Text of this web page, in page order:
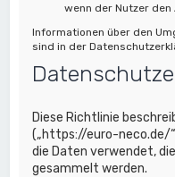
wenn der Nutzer
Informationen über den
sind in der
Diese Richtlinie
(„https://euro-neco.de/
die Daten verwendet,
gesammelt werden.